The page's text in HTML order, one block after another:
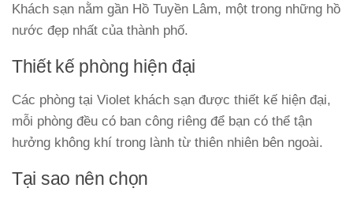
Khách sạn nằm gần Hồ Tuyền Lâm, một trong những hồ
nước đẹp nhất của thành phố.
Thiết kế phòng hiện đại
Các phòng tại Violet khách sạn được thiết kế hiện đại,
mỗi phòng đều có ban công riêng để bạn có thể tận
hưởng không khí trong lành từ thiên nhiên bên ngoài.
Tại sao nên chọn